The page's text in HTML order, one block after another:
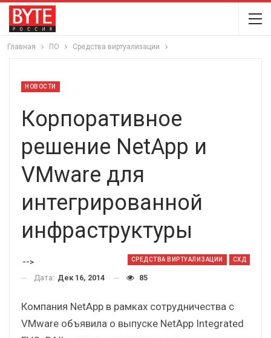
Главная ПО Средства виртуализации
НОВОСТИ
Корпоративное
решение NetApp и
VMware для
интегрированной
инфраструктуры
СРЕДСТВА ВИРТУАЛИЗАЦИИ СХД
-->
Дата: Дек 16, 2014 85
Компания NetApp в рамках сотрудничества с
VMware объявила о выпуске NetApp Integrated